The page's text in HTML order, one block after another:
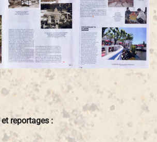
reportages :